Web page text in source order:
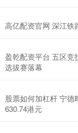
高亿配资官网 深江铁
盈乾配资平台 五区竞
选拔赛落幕
股票如何加杠杆 宁
630.74港元